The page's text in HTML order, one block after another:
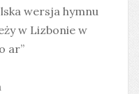
wersja hymnu
w Lizbonie w
ar”